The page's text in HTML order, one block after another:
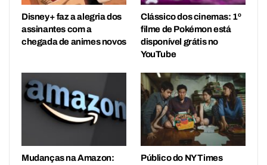
Disney+ faz a alegria dos
assinantes com a
chegada de animes novos
Clássico dos cinemas: 1º
filme de Pokémon está
disponível grátis no
YouTube
Mudanças na Amazon:
Público do NY Times